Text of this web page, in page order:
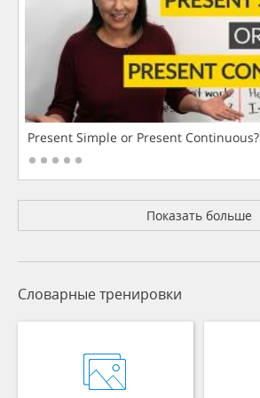
Present Simple or Present Continuous?
Показать больше
Словарные тренировки